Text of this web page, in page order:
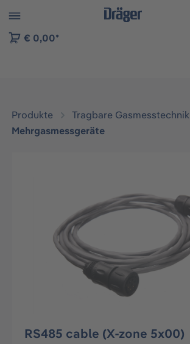
der B2B-Plattform springen
€ 0,00*
Produkte
Tragbare Gasmesstechnik
Mehrgasmessgeräte
RS485 cable (X-zone 5x00)